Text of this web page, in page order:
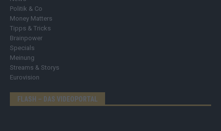
Politik & Co
Money Matters
Tipps & Tricks
Brainpower
Specials
Meinung
Streams & Storys
Eurovision
FLASH – DAS VIDEOPORTAL